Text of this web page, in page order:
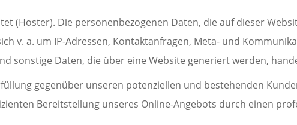
(Hoster). Die personenbezogenen Daten, die auf dieser
v. a. um IP-Adressen, Kontaktanfragen, Meta- und
sonstige Daten, die über eine Website generiert werden,
gegenüber unseren potenziellen und bestehenden
Bereitstellung unseres Online-Angebots durch einen